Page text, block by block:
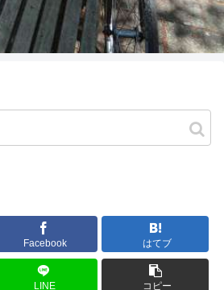
Facebook はてブ
LINE コピー